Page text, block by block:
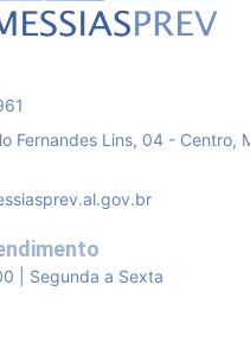
Fernandes Lins, 04 - Centro,
| Segunda a Sexta